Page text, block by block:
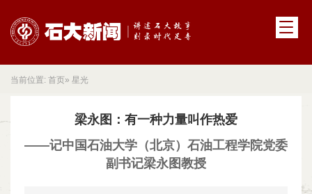
当前位置: 首页» 星光
梁永图：有一种力量叫作热爱
——记中国石油大学（北京）石油工程学院党委
副书记梁永图教授